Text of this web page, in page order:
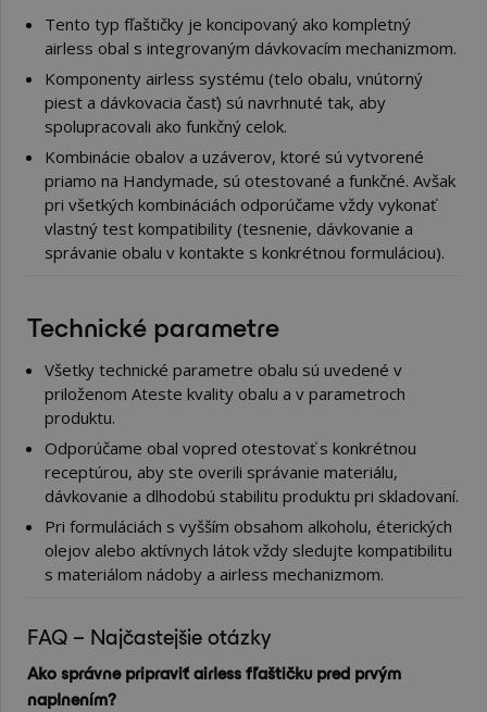
Tento typ fľaštičky je koncipovaný ako kompletný
airless obal s integrovaným dávkovacím mechanizmom.
Komponenty airless systému (telo obalu, vnútorný
piest a dávkovacia časť) sú navrhnuté tak, aby
spolupracovali ako funkčný celok.
Kombinácie obalov a uzáverov, ktoré sú vytvorené
priamo na Handymade, sú otestované a funkčné. Avšak
pri všetkých kombináciách odporúčame vždy vykonať
vlastný test kompatibility (tesnenie, dávkovanie a
správanie obalu v kontakte s konkrétnou formuláciou).
Technické parametre
Všetky technické parametre obalu sú uvedené v
priloženom Ateste kvality obalu a v parametroch
produktu.
Odporúčame obal vopred otestovať s konkrétnou
receptúrou, aby ste overili správanie materiálu,
dávkovanie a dlhodobú stabilitu produktu pri skladovaní.
Pri formuláciách s vyšším obsahom alkoholu, éterických
olejov alebo aktívnych látok vždy sledujte kompatibilitu
s materiálom nádoby a airless mechanizmom.
FAQ – Najčastejšie otázky
Ako správne pripraviť airless fľaštičku pred prvým
naplnením?